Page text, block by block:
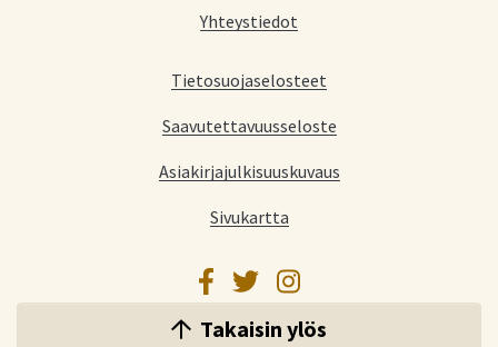
Yhteystiedot
Tietosuojaselosteet
Saavutettavuusseloste
Asiakirjajulkisuuskuvaus
Sivukartta
Facebook
TwitterInstagram
Takaisin ylös